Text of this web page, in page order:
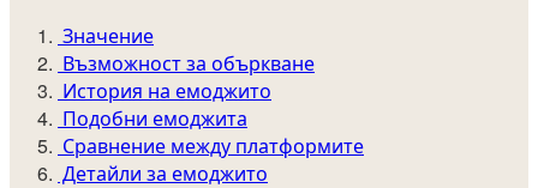
Значение
Възможност за объркване
История на емоджито
Подобни емоджита
Сравнение между платформите
Детайли за емоджито